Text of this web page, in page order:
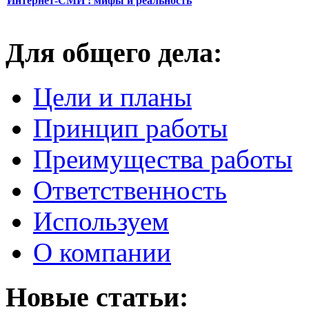
Для общего дела:
Цели и планы
Принцип работы
Преимущества работы
Ответственность
Используем
О компании
Новые статьи: